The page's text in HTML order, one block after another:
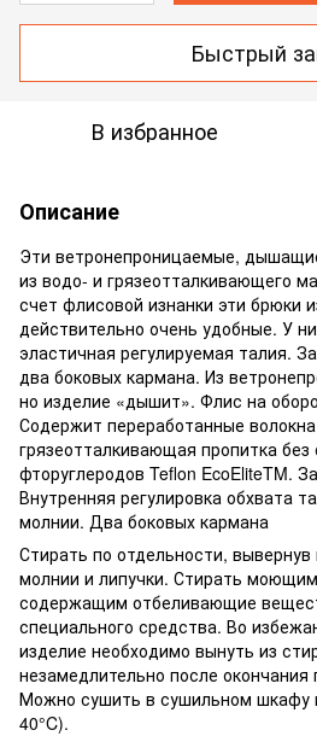
Быстрый
В избранное
Описание
Эти ветронепроницаемые,
из водо- и грязеотталкивающего
счет флисовой изнанки эти брюки
действительно очень удобные. У
эластичная регулируемая талия.
два боковых кармана. Из
но изделие «дышит». Флис на
Содержит переработанные
грязеотталкивающая пропитка
фторуглеродов Teflon EcoEliteTM.
Внутренняя регулировка обхвата
молнии. Два боковых кармана
Стирать по отдельности, вывернув
молнии и липучки. Стирать
содержащим отбеливающие
специального средства. Во
изделие необходимо вынуть из
незамедлительно после
Можно сушить в сушильном шкафу
40°C).